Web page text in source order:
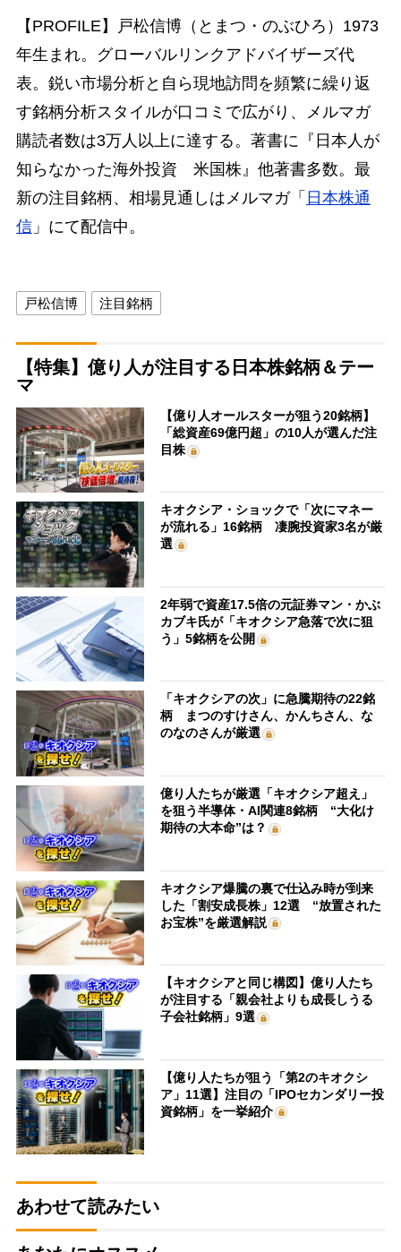
【PROFILE】戸松信博（とまつ・のぶひろ）1973
年生まれ。グローバルリンクアドバイザーズ代
表。鋭い市場分析と自ら現地訪問を頻繁に繰り返
す銘柄分析スタイルが口コミで広がり、メルマガ
購読者数は3万人以上に達する。著書に『日本人が
知らなかった海外投資 米国株』他著書多数。最
新の注目銘柄、相場見通しはメルマガ「 日本株通
信」にて配信中。
戸松信博 注目銘柄
【特集】億り人が注目する日本株銘柄＆テー
マ
【億り人オールスターが狙う20銘柄】
「総資産69億円超」の10人が選んだ注
目株
キオクシア・ショックで「次にマネー
が流れる」16銘柄 凄腕投資家3名が厳
選
2年弱で資産17.5倍の元証券マン・かぶ
カブキ氏が「キオクシア急落で次に狙
う」5銘柄を公開
「キオクシアの次」に急騰期待の22銘
柄 まつのすけさん、かんちさん、な
のなのさんが厳選
億り人たちが厳選「キオクシア超え」
を狙う半導体・AI関連8銘柄 “大化け
期待の大本命”は？
キオクシア爆騰の裏で仕込み時が到来
した「割安成長株」12選 “放置された
お宝株”を厳選解説
【キオクシアと同じ構図】億り人たち
が注目する「親会社よりも成長しうる
子会社銘柄」9選
【億り人たちが狙う「第2のキオクシ
ア」11選】注目の「IPOセカンダリー投
資銘柄」を一挙紹介
あわせて読みたい